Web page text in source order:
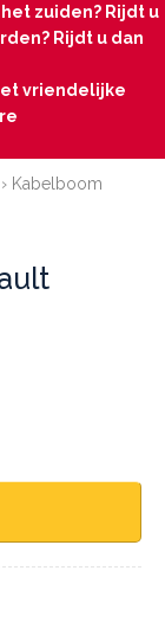
zuiden? Rijdt u
Rijdt u dan
vriendelijke
› Kabelboom